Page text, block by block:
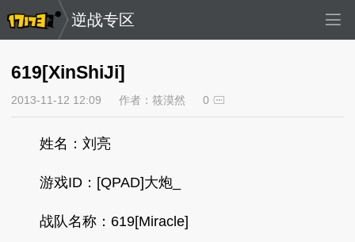
逆战专区
619[XinShiJi]
2013-11-12 12:09 作者：筱漠然 0
姓名：刘亮
游戏ID：[QPAD]大炮_
战队名称：619[Miracle]